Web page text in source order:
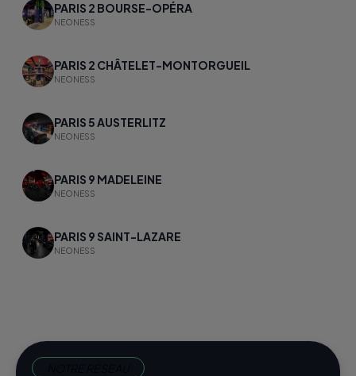
PARIS 2 BOURSE-OPÉRA
NEONESS
PARIS 2 CHÂTELET-MONTORGUEIL
NEONESS
PARIS 5 AUSTERLITZ
NEONESS
PARIS 9 MADELEINE
NEONESS
PARIS 9 SAINT-LAZARE
NEONESS